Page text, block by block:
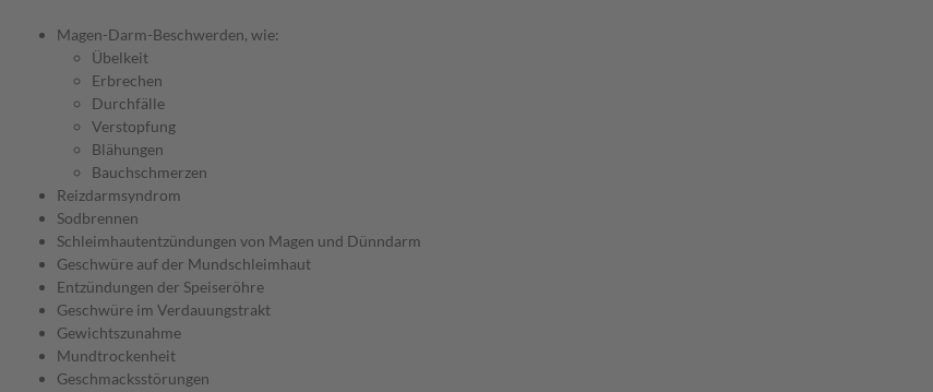
Magen-Darm-Beschwerden, wie:
Übelkeit
Erbrechen
Durchfälle
Verstopfung
Blähungen
Bauchschmerzen
Reizdarmsyndrom
Sodbrennen
Schleimhautentzündungen von Magen und Dünndarm
Geschwüre auf der Mundschleimhaut
Entzündungen der Speiseröhre
Geschwüre im Verdauungstrakt
Gewichtszunahme
Mundtrockenheit
Geschmacksstörungen